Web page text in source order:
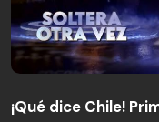
¡Qué dice Chile!